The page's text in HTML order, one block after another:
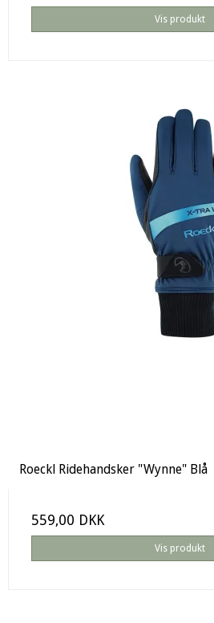
Vis produkt
Roeckl Ridehandsker "Wynne" Blå
559,00 DKK
Vis produkt